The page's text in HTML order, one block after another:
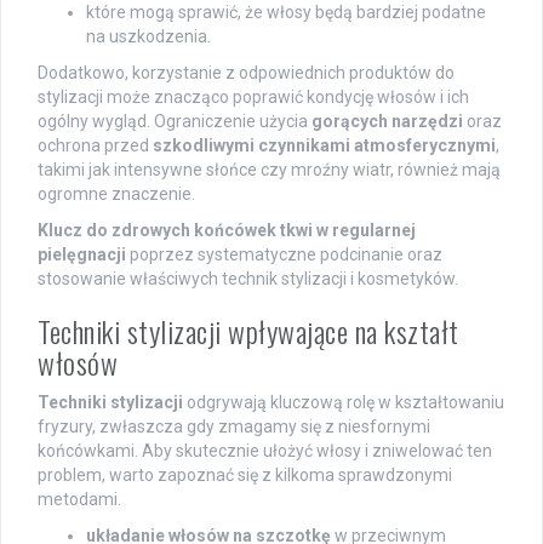
które mogą sprawić, że włosy będą bardziej podatne
na uszkodzenia.
Dodatkowo, korzystanie z odpowiednich produktów do
stylizacji może znacząco poprawić kondycję włosów i ich
ogólny wygląd. Ograniczenie użycia gorących narzędzi oraz
ochrona przed szkodliwymi czynnikami atmosferycznymi,
takimi jak intensywne słońce czy mroźny wiatr, również mają
ogromne znaczenie.
Klucz do zdrowych końcówek tkwi w regularnej
pielęgnacji poprzez systematyczne podcinanie oraz
stosowanie właściwych technik stylizacji i kosmetyków.
Techniki stylizacji wpływające na kształt
włosów
Techniki stylizacji odgrywają kluczową rolę w kształtowaniu
fryzury, zwłaszcza gdy zmagamy się z niesfornymi
końcówkami. Aby skutecznie ułożyć włosy i zniwelować ten
problem, warto zapoznać się z kilkoma sprawdzonymi
metodami.
układanie włosów na szczotkę w przeciwnym